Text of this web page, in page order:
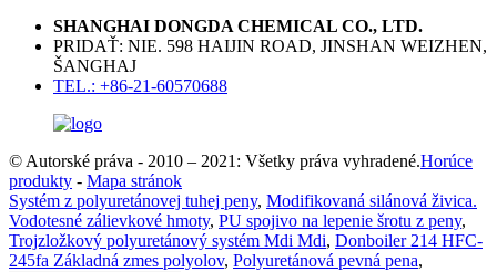
SHANGHAI DONGDA CHEMICAL CO., LTD.
PRIDAŤ: NIE. 598 HAIJIN ROAD, JINSHAN WEIZHEN,
ŠANGHAJ
TEL.: +86-21-60570688
© Autorské práva - 2010 – 2021: Všetky práva vyhradené.Horúce
produkty - Mapa stránok
Systém z polyuretánovej tuhej peny, Modifikovaná silánová živica.
Vodotesné zálievkové hmoty, PU spojivo na lepenie šrotu z peny,
Trojzložkový polyuretánový systém Mdi Mdi, Donboiler 214 HFC-
245fa Základná zmes polyolov, Polyuretánová pevná pena,